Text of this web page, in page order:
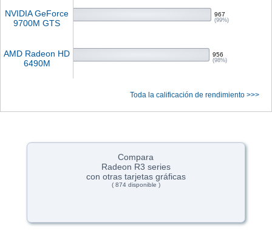
NVIDIA GeForce
9700M GTS
967
(99%)
AMD Radeon HD
6490M
956
(98%)
Toda la calificación de rendimiento >>>
Compara
Radeon R3 series
con otras tarjetas gráficas
( 874 disponible )